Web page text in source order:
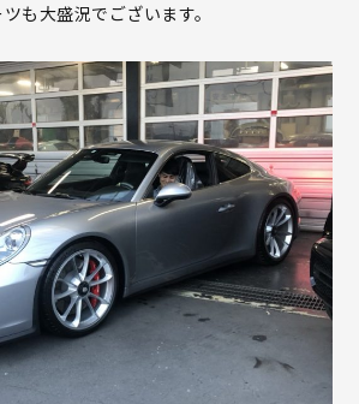
も大盛況でございます。